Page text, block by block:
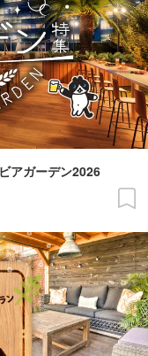
アガーデン2026